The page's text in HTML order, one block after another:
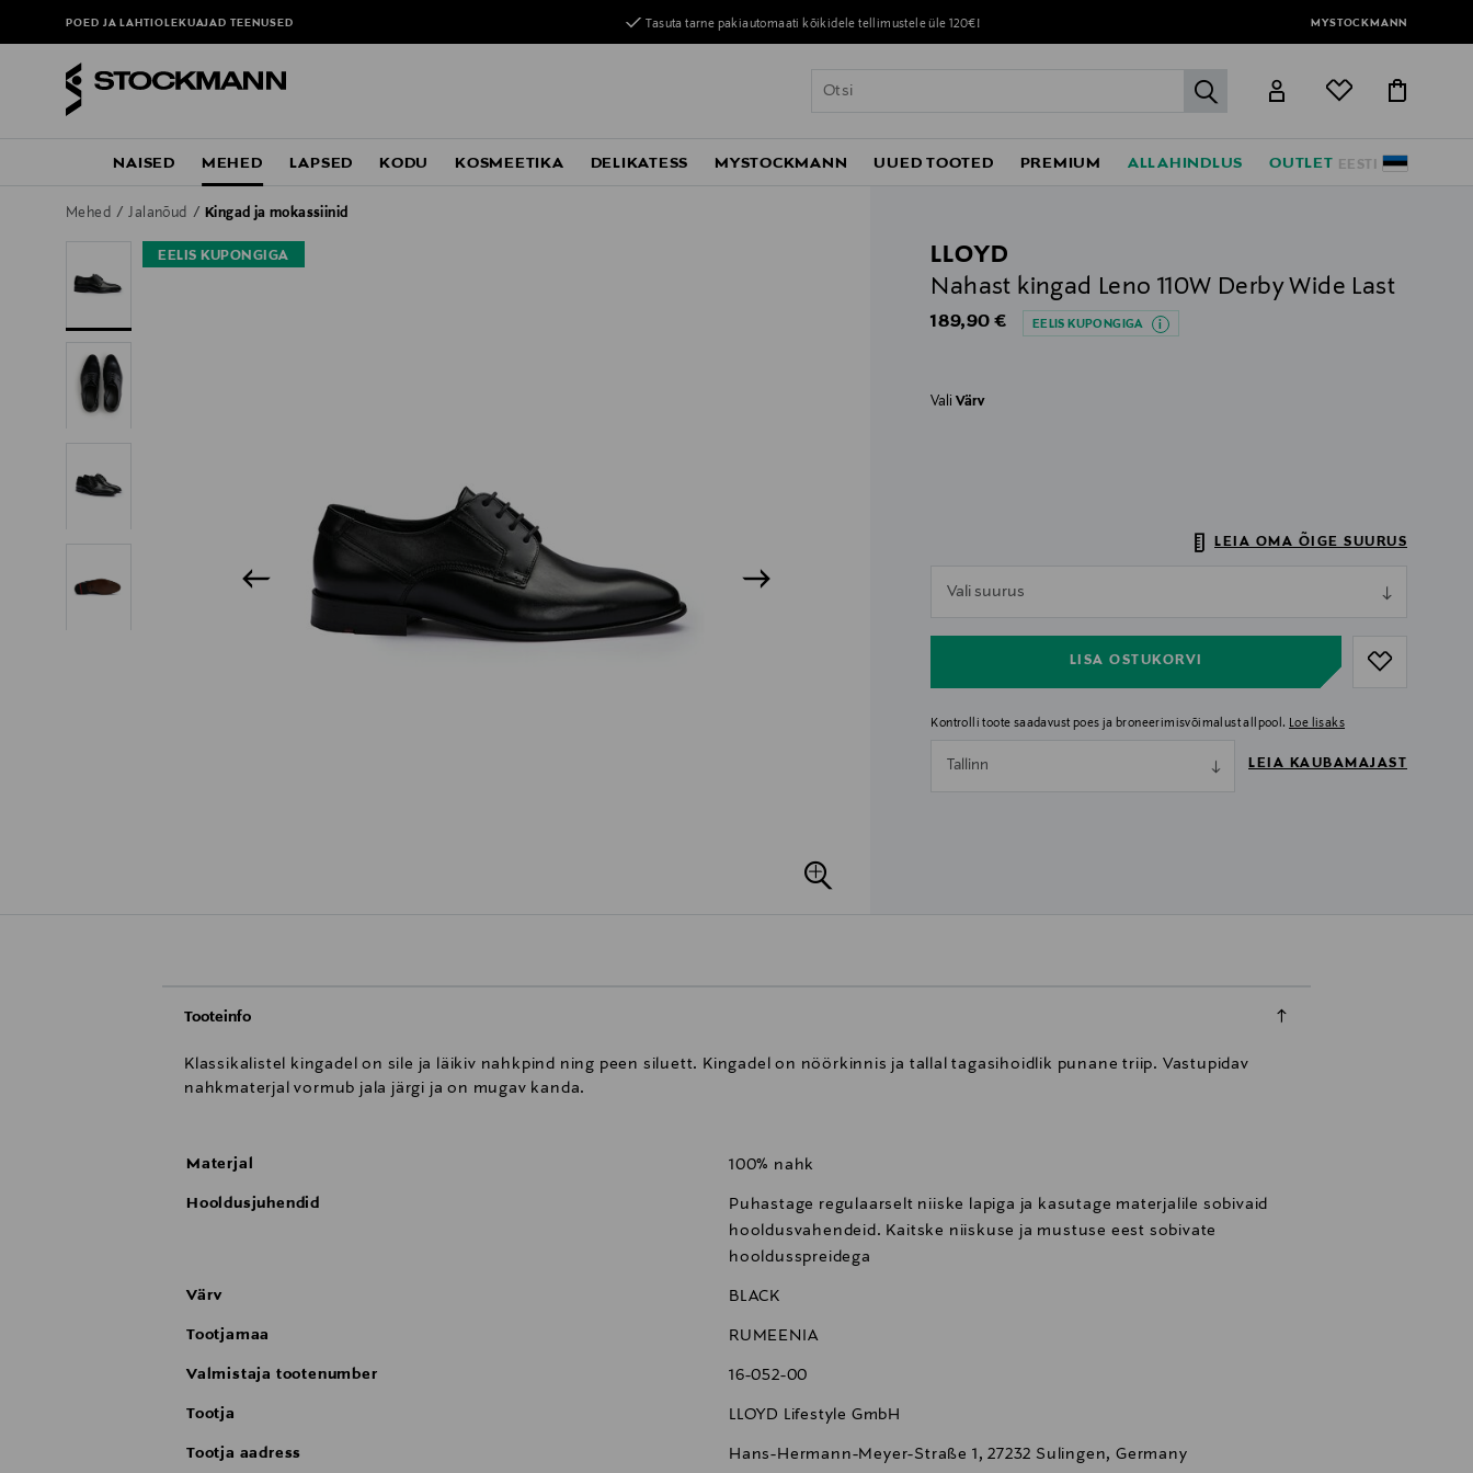
POED JA LAHTIOLEKUAJADTEENUSED Tasuta tarne pakiautomaati kõikidele tellimustele üle 120€! MYSTOCKMANN
label.header.go
EESTI
NAISED MEHED LAPSED KODU KOSMEETIKA DELIKATESS MYSTOCKMANN UUED TOOTED PREMIUM ALLAHINDLUS OUTLET
Mehed Jalanõud Kingad ja mokassiinid
EELIS KUPONGIGA
LLOYD
Nahast kingad Leno 110W Derby Wide Last
Original Price
189,90 € EELIS KUPONGIGA
ValiVärv
LEIA OMA ÕIGE SUURUS
Vali suurus
LISA OSTUKORVI
Kontrolli toote saadavust poes ja broneerimisvõimalust allpool. Loe lisaks
Tallinn LEIA KAUBAMAJAST
Tooteinfo
Klassikalistel kingadel on sile ja läikiv nahkpind ning peen siluett. Kingadel on nöörkinnis ja tallal tagasihoidlik punane triip. Vastupidav
nahkmaterjal vormub jala järgi ja on mugav kanda.
Materjal 100% nahk
Hooldusjuhendid
Puhastage regulaarselt niiske lapiga ja kasutage materjalile sobivaid
hooldusvahendeid. Kaitske niiskuse ja mustuse eest sobivate
hooldusspreidega
Värv BLACK
Tootjamaa RUMEENIA
Valmistaja tootenumber 16-052-00
Tootja LLOYD Lifestyle GmbH
Tootja aadress Hans-Hermann-Meyer-Straße 1, 27232 Sulingen, Germany